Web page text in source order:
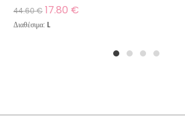
44.60€ 17.80 €
Διαθέσιμα: L